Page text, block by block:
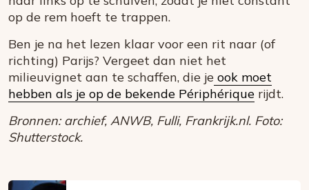
op de rem hoeft te trappen.
Ben je na het lezen klaar voor een rit naar (of
richting) Parijs? Vergeet dan niet het
milieuvignet aan te schaffen, die je ook moet
hebben als je op de bekende Périphérique rijdt.
Bronnen: archief, ANWB, Fulli, Frankrijk.nl. Foto:
Shutterstock.